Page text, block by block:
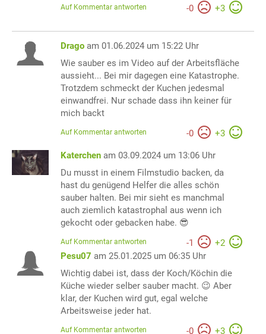
-0 +3
Auf Kommentar antworten
Drago am 01.06.2024 um 15:22 Uhr
Wie sauber es im Video auf der Arbeitsfläche
aussieht... Bei mir dagegen eine Katastrophe.
Trotzdem schmeckt der Kuchen jedesmal
einwandfrei. Nur schade dass ihn keiner für
mich backt
-0 +3
Auf Kommentar antworten
Katerchen am 03.09.2024 um 13:06 Uhr
Du musst in einem Filmstudio backen, da
hast du genügend Helfer die alles schön
sauber halten. Bei mir sieht es manchmal
auch ziemlich katastrophal aus wenn ich
gekocht oder gebacken habe. 😎
-1 +2
Auf Kommentar antworten
Pesu07 am 25.01.2025 um 06:35 Uhr
Wichtig dabei ist, dass der Koch/Köchin die
Küche wieder selber sauber macht. 😉 Aber
klar, der Kuchen wird gut, egal welche
Arbeitsweise jeder hat.
-0 +3
Auf Kommentar antworten